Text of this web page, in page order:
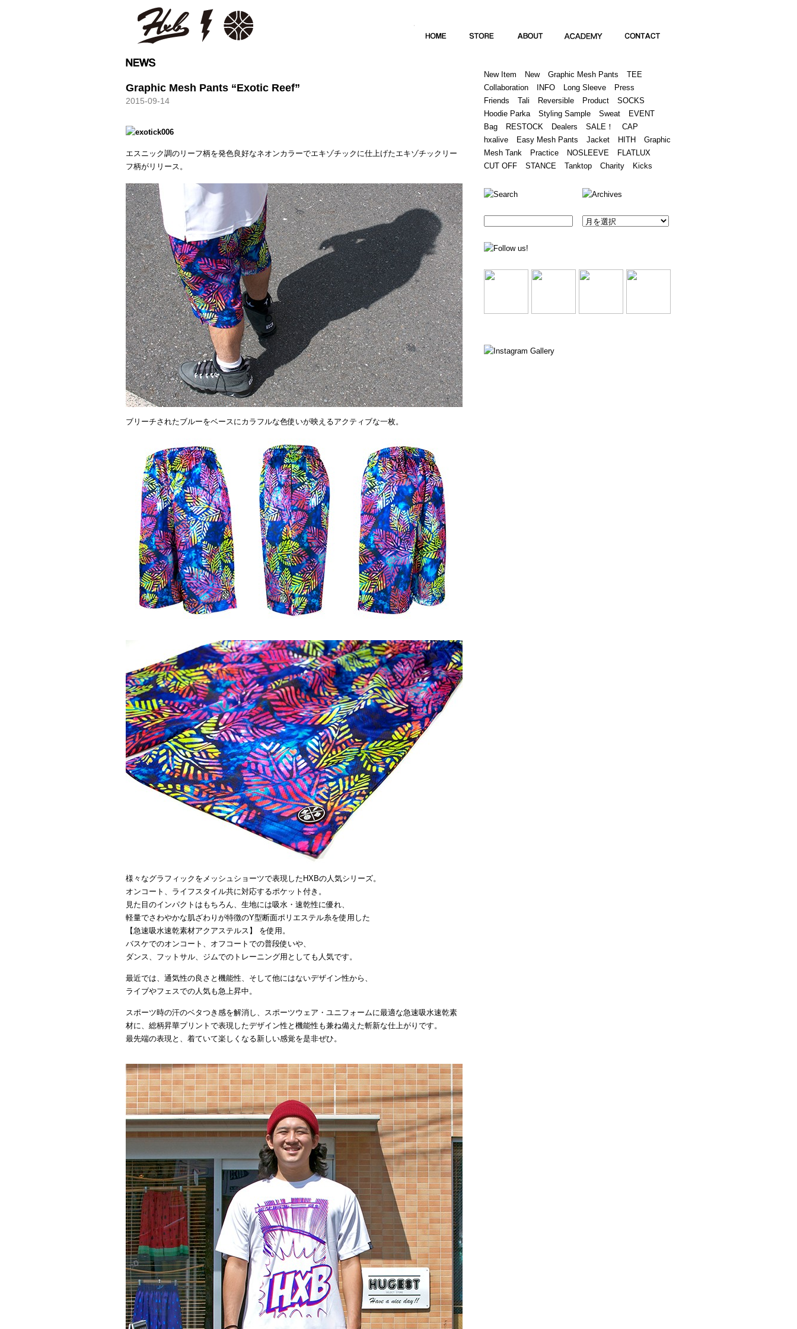
Graphic Mesh Pants “Exotic Reef”
2015-09-14
エスニック調のリーフ柄を発色良好なネオンカラーでエキゾチックに仕上げたエキゾチックリー
フ柄がリリース。
ブリーチされたブルーをベースにカラフルな色使いが映えるアクティブな一枚。
様々なグラフィックをメッシュショーツで表現したHXBの人気シリーズ。
オンコート、ライフスタイル共に対応するポケット付き。
見た目のインパクトはもちろん、生地には吸水・速乾性に優れ、
軽量でさわやかな肌ざわりが特徴のY型断面ポリエステル糸を使用した
【急速吸水速乾素材アクアステルス】 を使用。
バスケでのオンコート、オフコートでの普段使いや、
ダンス、フットサル、ジムでのトレーニング用としても人気です。
最近では、通気性の良さと機能性、そして他にはないデザイン性から、
ライブやフェスでの人気も急上昇中。
スポーツ時の汗のベタつき感を解消し、スポーツウェア・ユニフォームに最適な急速吸水速乾素
材に、総柄昇華プリントで表現したデザイン性と機能性も兼ね備えた斬新な仕上がりです。
最先端の表現と、着ていて楽しくなる新しい感覚を是非ぜひ。
New Item New Graphic Mesh Pants
TEE
Collaboration
INFO Long Sleeve
Press
Friends
Tali Reversible Product
SOCKS
Hoodie Parka
Styling Sample Sweat
EVENT
Bag
RESTOCK Dealers SALE！
CAP
hxalive
Easy Mesh Pants Jacket HITH
Graphic
Mesh Tank
Practice NOSLEEVE
FLATLUX
CUT OFF
STANCE Tanktop Charity Kicks